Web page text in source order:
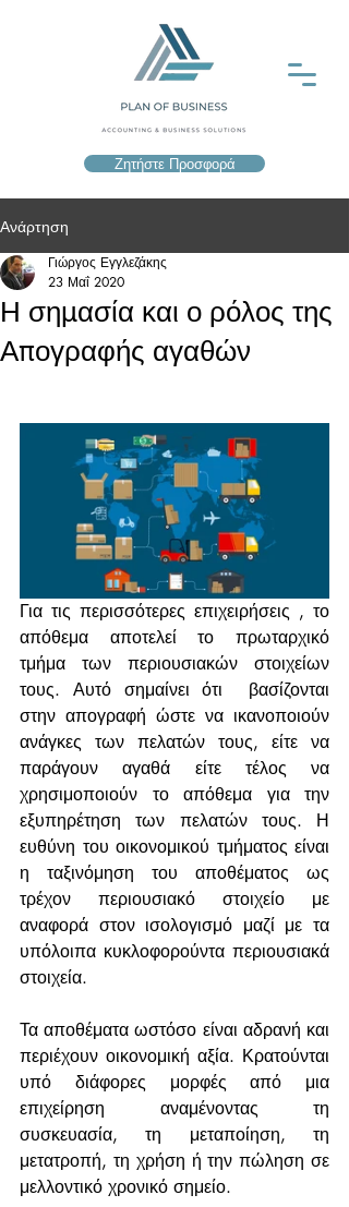
Ζητήστε Προσφορά
Ανάρτηση
Η σημασία και ο ρόλος της
Απογραφής αγαθών
Γιώργος Εγγλεζάκης
23 Μαΐ 2020
Για τις περισσότερες επιχειρήσεις , το
απόθεμα αποτελεί το πρωταρχικό
τμήμα των περιουσιακών στοιχείων
τους. Αυτό σημαίνει ότι  βασίζονται
στην απογραφή ώστε να ικανοποιούν
ανάγκες των πελατών τους, είτε να
παράγουν αγαθά είτε τέλος να
χρησιμοποιούν το απόθεμα για την
εξυπηρέτηση των πελατών τους. Η
ευθύνη του οικονομικού τμήματος είναι
η ταξινόμηση του αποθέματος ως
τρέχον περιουσιακό στοιχείο με
αναφορά στον ισολογισμό μαζί με τα
υπόλοιπα κυκλοφορούντα περιουσιακά
στοιχεία.
Τα αποθέματα ωστόσο είναι αδρανή και
περιέχουν οικονομική αξία. Κρατούνται
υπό διάφορες μορφές από μια
επιχείρηση αναμένοντας τη
συσκευασία, τη μεταποίηση, τη
μετατροπή, τη χρήση ή την πώληση σε
μελλοντικό χρονικό σημείο.